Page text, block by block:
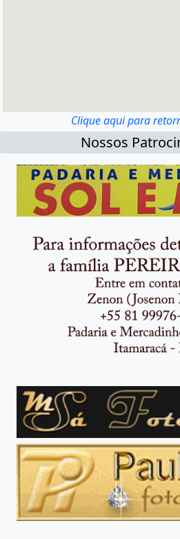
Clique aqui para
Nossos